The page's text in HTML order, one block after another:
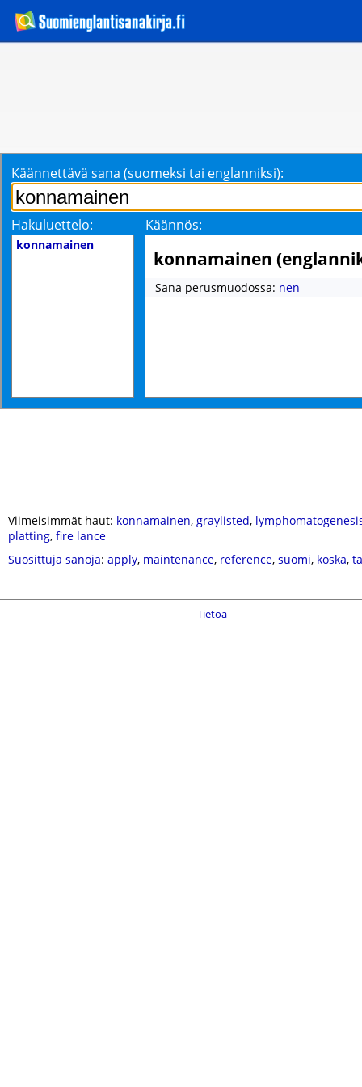
Käännettävä sana (suomeksi tai englanniksi):
Hakuluettelo: Käännös:
konnamainen
konnamainen
Sana perusmuodossa: nen
Viimeisimmät haut: konnamainen, graylisted,
platting, fire lance
Suosittuja sanoja: apply, maintenance, reference, suomi, koska,
Tietoa